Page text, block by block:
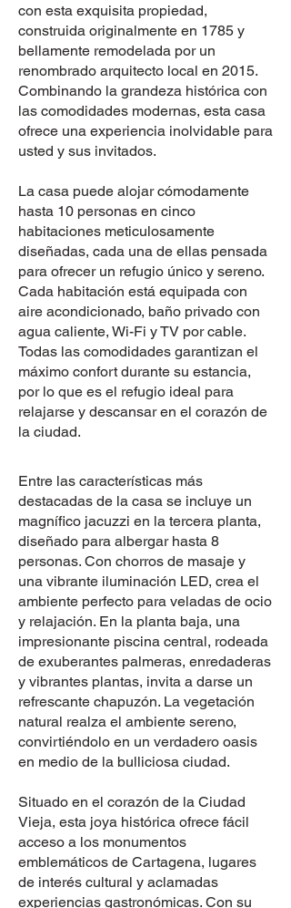
con esta exquisita propiedad,
construida originalmente en 1785 y
bellamente remodelada por un
renombrado arquitecto local en 2015.
Combinando la grandeza histórica con
las comodidades modernas, esta casa
ofrece una experiencia inolvidable para
usted y sus invitados.
La casa puede alojar cómodamente
hasta 10 personas en cinco
habitaciones meticulosamente
diseñadas, cada una de ellas pensada
para ofrecer un refugio único y sereno.
Cada habitación está equipada con
aire acondicionado, baño privado con
agua caliente, Wi-Fi y TV por cable.
Todas las comodidades garantizan el
máximo confort durante su estancia,
por lo que es el refugio ideal para
relajarse y descansar en el corazón de
la ciudad.
Entre las características más
destacadas de la casa se incluye un
magnífico jacuzzi en la tercera planta,
diseñado para albergar hasta 8
personas. Con chorros de masaje y
una vibrante iluminación LED, crea el
ambiente perfecto para veladas de ocio
y relajación. En la planta baja, una
impresionante piscina central, rodeada
de exuberantes palmeras, enredaderas
y vibrantes plantas, invita a darse un
refrescante chapuzón. La vegetación
natural realza el ambiente sereno,
convirtiéndolo en un verdadero oasis
en medio de la bulliciosa ciudad.
Situado en el corazón de la Ciudad
Vieja, esta joya histórica ofrece fácil
acceso a los monumentos
emblemáticos de Cartagena, lugares
de interés cultural y aclamadas
experiencias gastronómicas. Con su